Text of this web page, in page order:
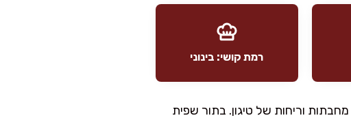
רמת קושי: בינוני
וריחות של טיגון. בתור שפית